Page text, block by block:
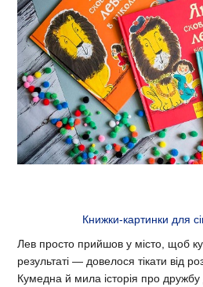
Книжки-картинки для
Лев просто прийшов у місто, щоб
результаті — довелося тікати від
Кумедна й мила історія про дружбу